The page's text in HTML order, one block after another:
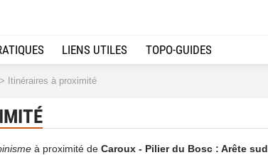
LIENS UTILES TOPO-GUIDES
> Itinéraires à proximité
à proximité de Caroux - Pilier du Bosc : Arête sud